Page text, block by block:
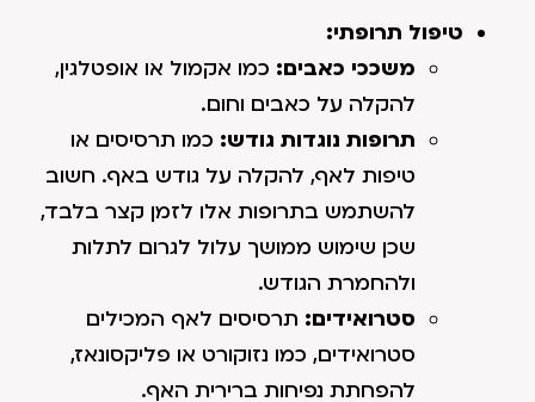
טיפול תרופתי:
משככי כאבים: כמו אקמול או אופטלגין,
להקלה על כאבים וחום.
תרופות נוגדות גודש: כמו תרסיסים או
טיפות לאף, להקלה על גודש באף. חשוב
להשתמש בתרופות אלו לזמן קצר בלבד,
שכן שימוש ממושך עלול לגרום לתלות
ולהחמרת הגודש.
סטרואידים: תרסיסים לאף המכילים
סטרואידים, כמו נזוקורט או פליקסונאז,
להפחתת נפיחות ברירית האף.